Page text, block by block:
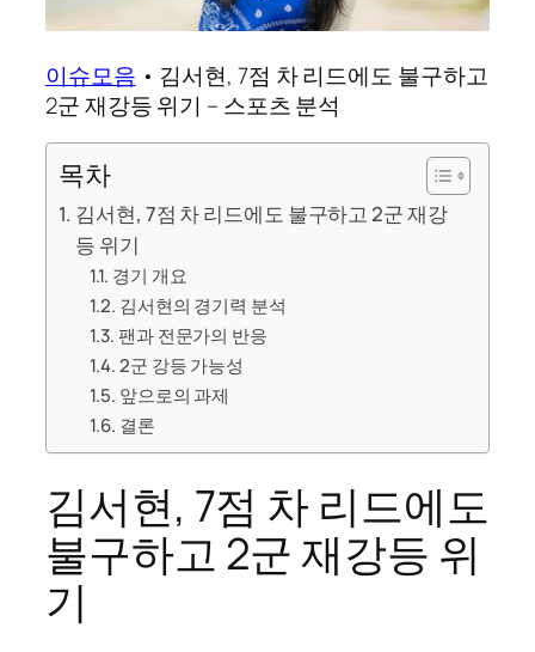
이슈모음 • 김서현, 7점 차 리드에도 불구하고
2군 재강등 위기 – 스포츠 분석
목차
김서현, 7점 차 리드에도 불구하고 2군 재강
등 위기
경기 개요
김서현의 경기력 분석
팬과 전문가의 반응
2군 강등 가능성
앞으로의 과제
결론
김서현, 7점 차 리드에도
불구하고 2군 재강등 위
기